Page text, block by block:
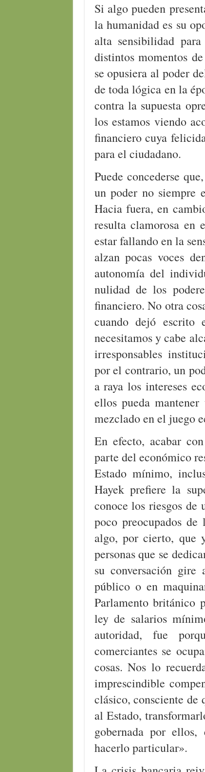
Si algo pueden
la humanidad es su
alta sensibilidad
distintos momentos
se opusiera al poder
de toda lógica en la
contra la supuesta
los estamos viendo
financiero cuya
para el ciudadano.
Puede concederse
un poder no siempre
Hacia fuera, en
resulta clamorosa en
estar fallando en la
alzan pocas voces
autonomía del
nulidad de los
financiero. No otra
cuando dejó escrito
necesitamos y cabe
irresponsables
por el contrario, un
a raya los intereses
ellos pueda
mezclado en el juego
En efecto, acabar
parte del económico
Estado mínimo,
Hayek prefiere la
conoce los riesgos de
poco preocupados de
algo, por cierto, que
personas que se
su conversación
público o en
Parlamento británico
ley de salarios
autoridad, fue
comerciantes se
cosas. Nos lo
imprescindible
clásico, consciente de
al Estado,
gobernada por
hacerlo particular».